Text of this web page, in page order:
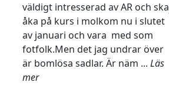
väldigt intresserad av AR och ska
åka på kurs i molkom nu i slutet
av januari och vara med som
fotfolk.Men det jag undrar över
är bomlösa sadlar. Är näm ... Läs
mer